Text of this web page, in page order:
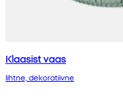
Klaasist vaas
lihtne, dekoratiivne